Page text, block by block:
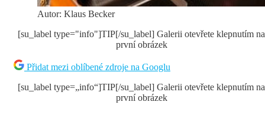
Autor: Klaus Becker
[su_label type="info"]TIP[/su_label] Galerii otevřete klepnutím na
první obrázek
Přidat mezi oblíbené zdroje na Googlu
[su_label type=„info“]TIP[/su_label] Galerii otevřete klepnutím na
první obrázek